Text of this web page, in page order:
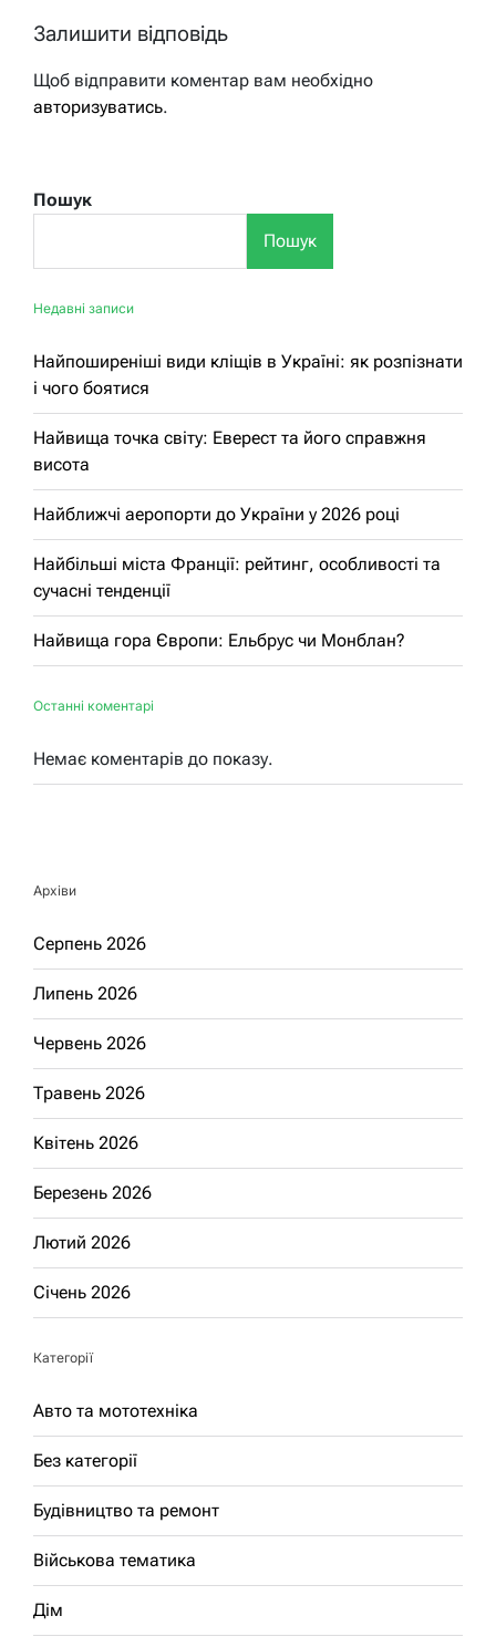
Залишити відповідь
Щоб відправити коментар вам необхідно
авторизуватись.
Пошук
Пошук
Недавні записи
Найпоширеніші види кліщів в Україні: як розпізнати
і чого боятися
Найвища точка світу: Еверест та його справжня
висота
Найближчі аеропорти до України у 2026 році
Найбільші міста Франції: рейтинг, особливості та
сучасні тенденції
Найвища гора Європи: Ельбрус чи Монблан?
Останні коментарі
Немає коментарів до показу.
Архіви
Серпень 2026
Липень 2026
Червень 2026
Травень 2026
Квітень 2026
Березень 2026
Лютий 2026
Січень 2026
Категорії
Авто та мототехніка
Без категорії
Будівництво та ремонт
Військова тематика
Дім